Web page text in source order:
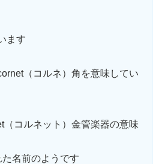
ます
（コルネ）角を意味してい
（コルネット）金管楽器の意味
名前のようです